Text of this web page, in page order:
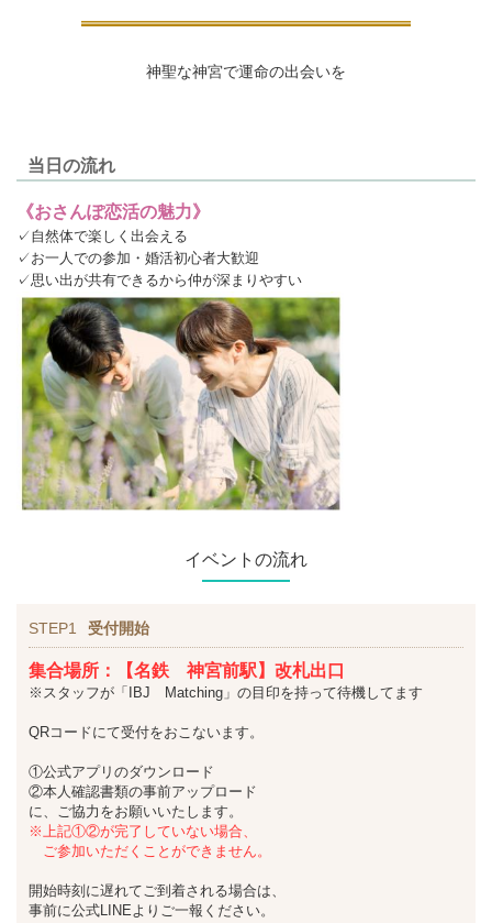
神聖な神宮で運命の出会いを
当日の流れ
《おさんぽ恋活の魅力》
✓自然体で楽しく出会える
✓お一人での参加・婚活初心者大歓迎
✓思い出が共有できるから仲が深まりやすい
イベントの流れ
STEP1 受付開始
集合場所：【名鉄 神宮前駅】改札出口
※スタッフが「IBJ Matching」の目印を持って待機してます
QRコードにて受付をおこないます。
①公式アプリのダウンロード
②本人確認書類の事前アップロード
に、ご協力をお願いいたします。
※上記①②が完了していない場合、
ご参加いただくことができません。
開始時刻に遅れてご到着される場合は、
事前に公式LINEよりご一報ください。